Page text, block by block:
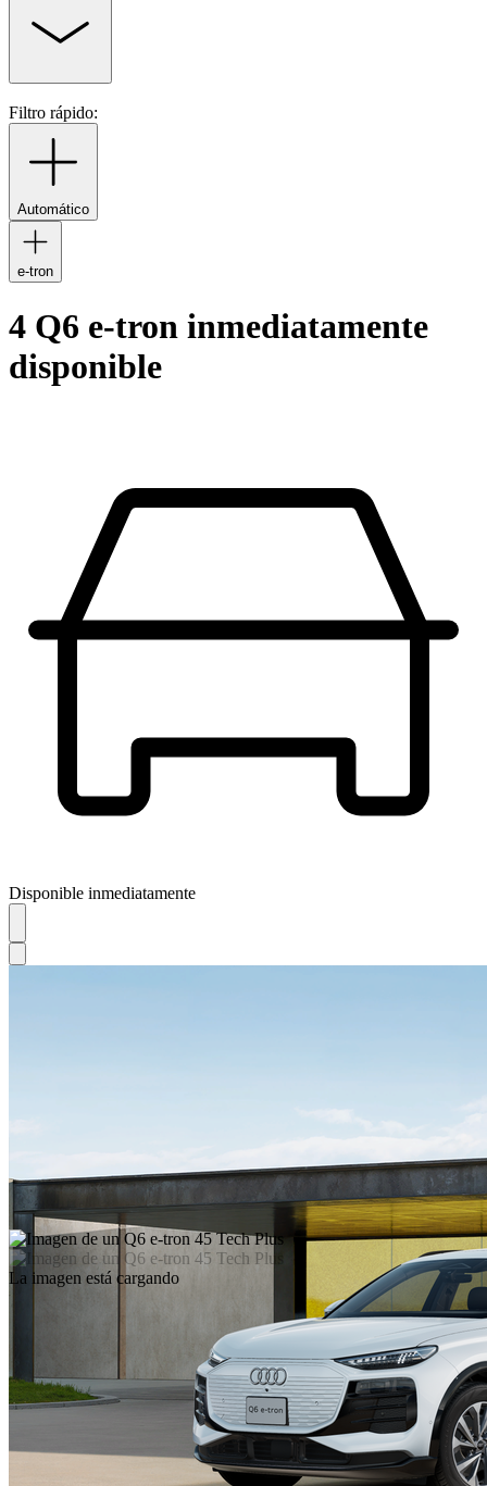
Filtro rápido:
Automático
e-tron
4 Q6 e-tron inmediatamente
disponible
Disponible inmediatamente
La imagen está cargando